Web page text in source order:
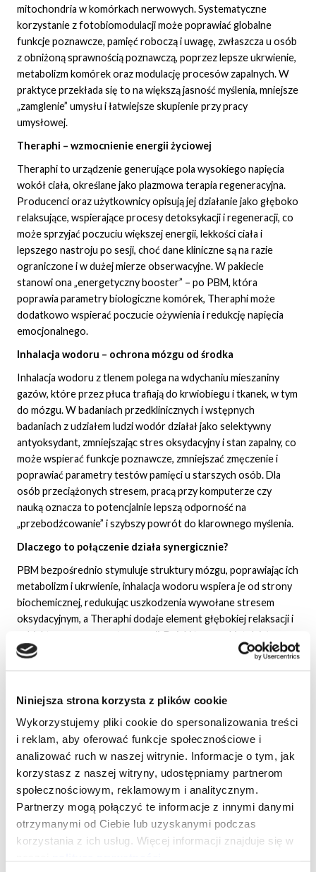
Niniejsza strona korzysta z plików cookie
Wykorzystujemy pliki cookie do spersonalizowania treści
i reklam, aby oferować funkcje społecznościowe i
analizować ruch w naszej witrynie. Informacje o tym, jak
korzystasz z naszej witryny, udostępniamy partnerom
społecznościowym, reklamowym i analitycznym.
Partnerzy mogą połączyć te informacje z innymi danymi
otrzymanymi od Ciebie lub uzyskanymi podczas
korzystania z ich usług. Więcej informacji znajduje się w
mitochondria w komórkach nerwowych. Systematyczne
korzystanie z fotobiomodulacji może poprawiać globalne
funkcje poznawcze, pamięć roboczą i uwagę, zwłaszcza u osób
z obniżoną sprawnością poznawczą, poprzez lepsze ukrwienie,
metabolizm komórek oraz modulację procesów zapalnych. W
praktyce przekłada się to na większą jasność myślenia, mniejsze
„zamglenie” umysłu i łatwiejsze skupienie przy pracy
umysłowej.
Theraphi – wzmocnienie energii życiowej
Theraphi to urządzenie generujące pola wysokiego napięcia
wokół ciała, określane jako plazmowa terapia regeneracyjna.
Producenci oraz użytkownicy opisują jej działanie jako głęboko
relaksujące, wspierające procesy detoksykacji i regeneracji, co
może sprzyjać poczuciu większej energii, lekkości ciała i
lepszego nastroju po sesji, choć dane kliniczne są na razie
ograniczone i w dużej mierze obserwacyjne. W pakiecie
stanowi ona „energetyczny booster” – po PBM, która
poprawia parametry biologiczne komórek, Theraphi może
dodatkowo wspierać poczucie ożywienia i redukcję napięcia
emocjonalnego.
Inhalacja wodoru – ochrona mózgu od środka
Inhalacja wodoru z tlenem polega na wdychaniu mieszaniny
gazów, które przez płuca trafiają do krwiobiegu i tkanek, w tym
do mózgu. W badaniach przedklinicznych i wstępnych
badaniach z udziałem ludzi wodór działał jako selektywny
antyoksydant, zmniejszając stres oksydacyjny i stan zapalny, co
może wspierać funkcje poznawcze, zmniejszać zmęczenie i
poprawiać parametry testów pamięci u starszych osób. Dla
osób przeciążonych stresem, pracą przy komputerze czy
nauką oznacza to potencjalnie lepszą odporność na
„przebodźcowanie” i szybszy powrót do klarownego myślenia.
Dlaczego to połączenie działa synergicznie?
PBM bezpośrednio stymuluje struktury mózgu, poprawiając ich
metabolizm i ukrwienie, inhalacja wodoru wspiera je od strony
biochemicznej, redukując uszkodzenia wywołane stresem
oksydacyjnym, a Theraphi dodaje element głębokiej relaksacji i
subiektywnego wzrostu energii. Dzięki temu pakiet działa
jednocześnie na: krążenie i metabolizm mózgu, równowagę
myśli”, mniejsze poczucie zmęczenia i wyraźne odprężenie po
sesji.
Przeciwwskazania i zalecenia
Ostrożność lub rezygnację z zabiegu zaleca się przy:
aktywnych nowotworach w obrębie głowy, napadach
padaczkowych, ciężkich chorobach oczu i przyjmowaniu leków
światłouczulających (PBM), wszczepionych urządzeniach
elektronicznych jak rozrusznik serca (Theraphi) oraz
niestabilnych chorobach płuc lub ciężkiej niewydolności